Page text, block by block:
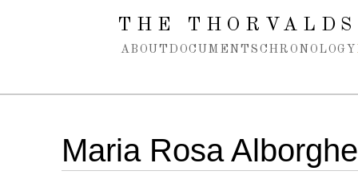
Spring navigation over
THE
ABOUT DOCUMENTS CHRONOLOGY
Maria Rosa